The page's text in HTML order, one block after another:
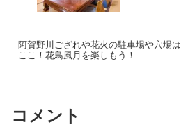
阿賀野川ござれや花火の駐車場や穴場は
ここ！花鳥風月を楽しもう！
コメント